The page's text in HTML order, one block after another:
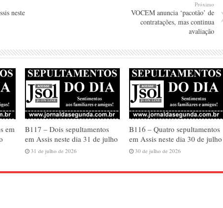
neste
Próximo
VOCEM anuncia ‘pacotão’ de
contratações, mas continua
avaliação
em
B117 – Dois sepultamentos
em Assis neste dia 31 de julho
31 de julho de 2026
B116 – Quatro sepultamentos
em Assis neste dia 30 de julho
30 de julho de 2026